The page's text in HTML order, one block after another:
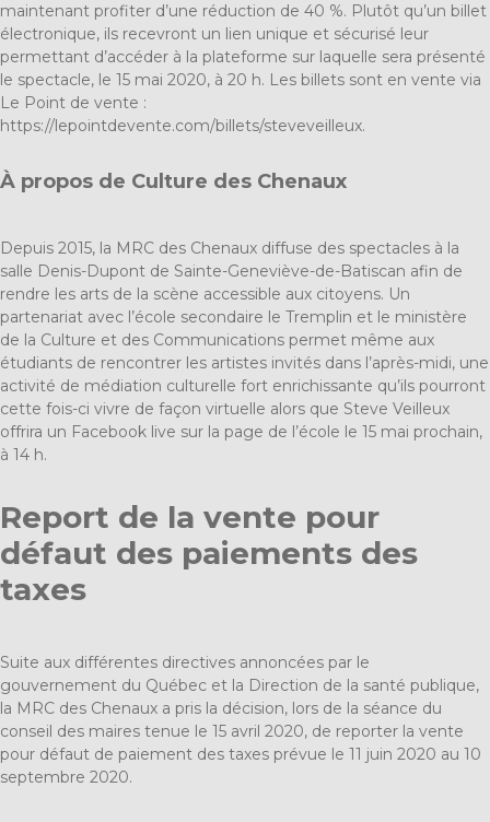
maintenant profiter d’une réduction de 40 %. Plutôt qu’un billet
électronique, ils recevront un lien unique et sécurisé leur
permettant d’accéder à la plateforme sur laquelle sera présenté
le spectacle, le 15 mai 2020, à 20 h. Les billets sont en vente via
Le Point de vente :
https://lepointdevente.com/billets/steveveilleux.
À propos de Culture des Chenaux
Depuis 2015, la MRC des Chenaux diffuse des spectacles à la
salle Denis-Dupont de Sainte-Geneviève-de-Batiscan afin de
rendre les arts de la scène accessible aux citoyens. Un
partenariat avec l’école secondaire le Tremplin et le ministère
de la Culture et des Communications permet même aux
étudiants de rencontrer les artistes invités dans l’après-midi, une
activité de médiation culturelle fort enrichissante qu’ils pourront
cette fois-ci vivre de façon virtuelle alors que Steve Veilleux
offrira un Facebook live sur la page de l’école le 15 mai prochain,
à 14 h.
Report de la vente pour
défaut des paiements des
taxes
Suite aux différentes directives annoncées par le
gouvernement du Québec et la Direction de la santé publique,
la MRC des Chenaux a pris la décision, lors de la séance du
conseil des maires tenue le 15 avril 2020, de reporter la vente
pour défaut de paiement des taxes prévue le 11 juin 2020 au 10
septembre 2020.